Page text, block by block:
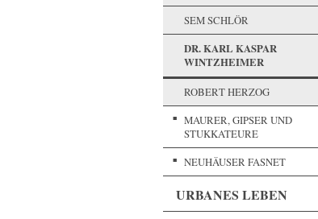
SEM SCHLÖR
DR. KARL KASPAR
WINTZHEIMER
ROBERT HERZOG
MAURER, GIPSER UND
STUKKATEURE
NEUHÄUSER FASNET
URBANES LEBEN